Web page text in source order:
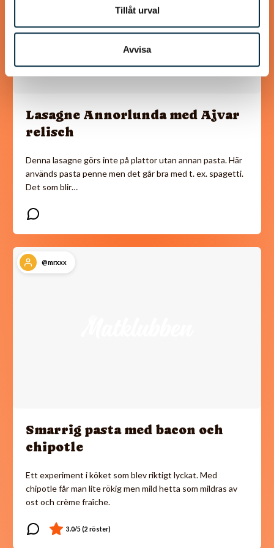
Tillåt urval
Avvisa
Lasagne Annorlunda med Ajvar
relisch
Denna lasagne görs inte på plattor utan annan pasta. Här
används pasta penne men det går bra med t. ex. spagetti.
Det som blir…
@mrxxx
Smarrig pasta med bacon och
chipotle
Ett experiment i köket som blev riktigt lyckat. Med
chipotle får man lite rökig men mild hetta som mildras av
ost och crème fraîche.